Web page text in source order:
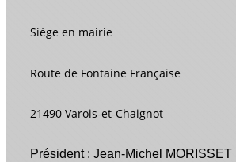
Siège en mairie
Route de Fontaine Française
21490 Varois-et-Chaignot
Président : Jean-Michel MORISSET